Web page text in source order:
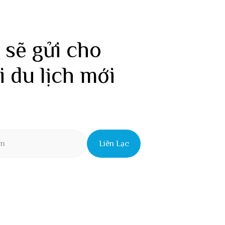
gửi cho
du lịch mới
Liên Lạc